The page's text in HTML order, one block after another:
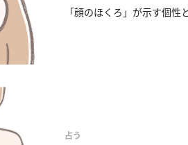
「顔のほくろ」が示す個性
占う